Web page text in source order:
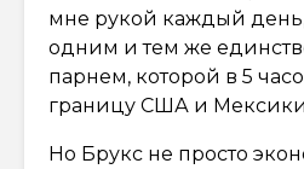
мне рукой каждый
одним и тем же
парнем, которой в 5
границу США и
Но Брукс не просто